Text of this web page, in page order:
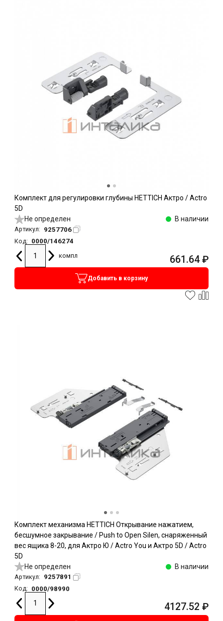
Комплект для регулировки глубины HETTICH Актро / Actro
5D
Не определен
В наличии
Артикул: 9257706
Код:
0000/146274
компл
661.64 ₽
Добавить в корзину
Комплект механизма HETTICH Открывание нажатием,
бесшумное закрывание / Push to Open Silen, снаряженный
вес ящика 8-20, для Актро Ю / Actro You и Актро 5D / Actro
5D
Не определен
В наличии
Артикул: 9257891
Код: 0000/98990
4127.52 ₽